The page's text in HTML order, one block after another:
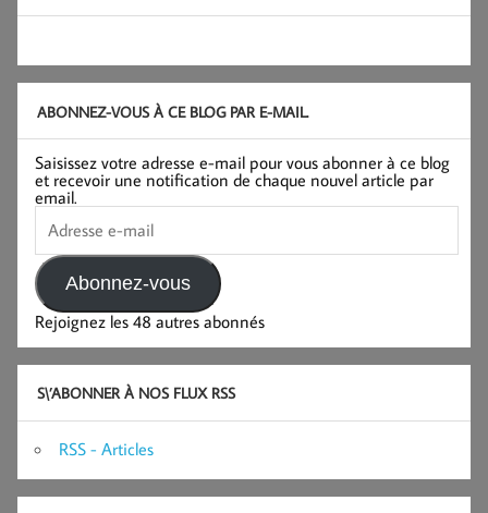
ABONNEZ-VOUS À CE BLOG PAR E-MAIL.
Saisissez votre adresse e-mail pour vous abonner à ce blog
et recevoir une notification de chaque nouvel article par
email.
Adresse
e-
mail
Abonnez-vous
Rejoignez les 48 autres abonnés
S\’ABONNER À NOS FLUX RSS
RSS - Articles